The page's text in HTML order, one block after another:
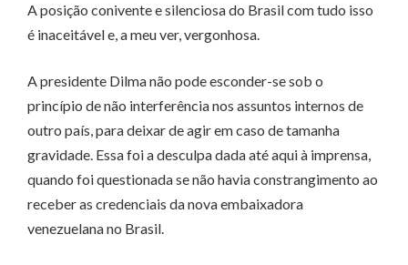
A posição conivente e silenciosa do Brasil com tudo isso
é inaceitável e, a meu ver, vergonhosa.
A presidente Dilma não pode esconder-se sob o
princípio de não interferência nos assuntos internos de
outro país, para deixar de agir em caso de tamanha
gravidade. Essa foi a desculpa dada até aqui à imprensa,
quando foi questionada se não havia constrangimento ao
receber as credenciais da nova embaixadora
venezuelana no Brasil.